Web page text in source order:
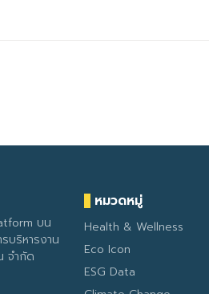
บน
บริหารงาน
จำกัด
หมวดหมู่
Health & Wellness
Eco Icon
ESG Data